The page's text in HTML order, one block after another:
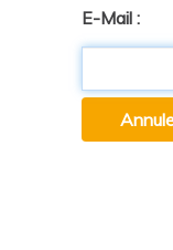
E-Mail :